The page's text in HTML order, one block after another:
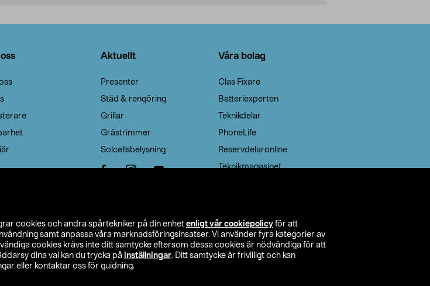
cookies och andra spårtekniker på din enhet enligt vår cookiepolicy för att
samt anpassa våra marknadsföringsinsatser. Vi använder fyra kategorier av
cookies krävs inte ditt samtycke eftersom dessa cookies är nödvändiga för att
dina val kan du trycka på inställningar. Ditt samtycke är frivilligt och kan
eller kontaktar oss för guidning.
Aktuellt
Presenter
Städ & rengöring
Grillar
Grästrimmer
Solcellsbelysning
Våra bolag
Clas Fixare
Batteriexperten
Teknikdelar
PhoneLife
Reservdelaronline
Teknikmagasinet